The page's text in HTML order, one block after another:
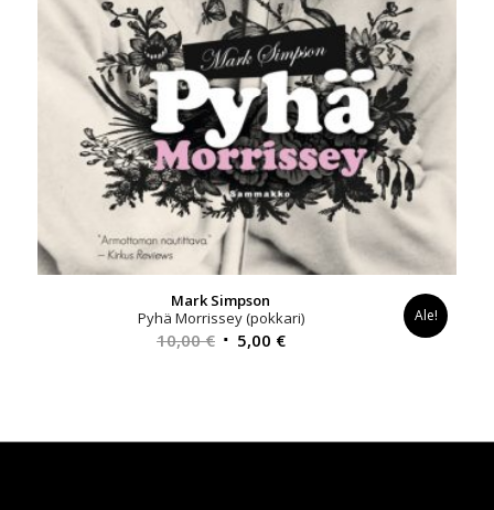
Mark Simpson
Pyhä Morrissey (pokkari)
10,00€ Alkuperäinen
5,00 €Nykyinen
Ale!